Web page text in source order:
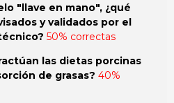
"llave en mano", ¿qué
y validados por el
50% correctas
las dietas porcinas
de grasas? 40%